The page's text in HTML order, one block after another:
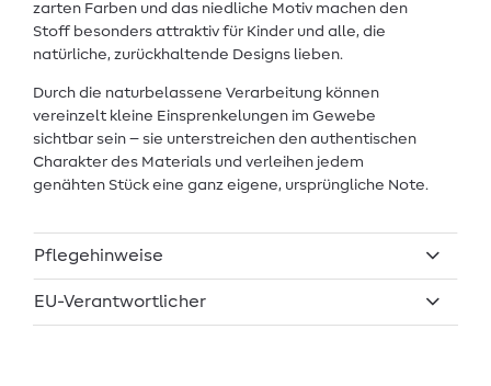
zarten Farben und das niedliche Motiv machen den
Stoff besonders attraktiv für Kinder und alle, die
natürliche, zurückhaltende Designs lieben.
Durch die naturbelassene Verarbeitung können
vereinzelt kleine Einsprenkelungen im Gewebe
sichtbar sein – sie unterstreichen den authentischen
Charakter des Materials und verleihen jedem
genähten Stück eine ganz eigene, ursprüngliche Note.
Pflegehinweise
EU-Verantwortlicher